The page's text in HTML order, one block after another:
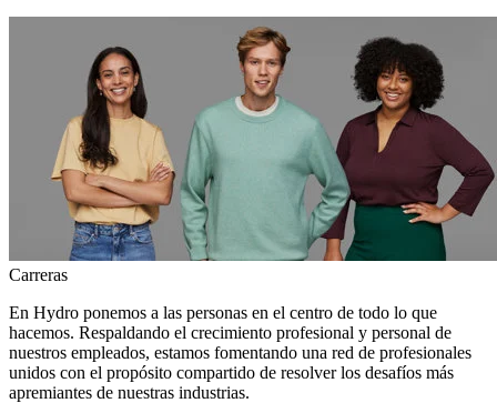
Carreras
En Hydro ponemos a las personas en el centro de todo lo que
hacemos. Respaldando el crecimiento profesional y personal de
nuestros empleados, estamos fomentando una red de profesionales
unidos con el propósito compartido de resolver los desafíos más
apremiantes de nuestras industrias.